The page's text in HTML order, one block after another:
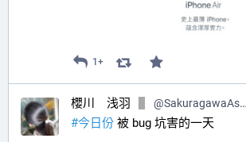
1+
櫻川 浅羽 @SakuragawaAsaba@hub.sakuragawa.moe
#今日份 被 bug 坑害的一天